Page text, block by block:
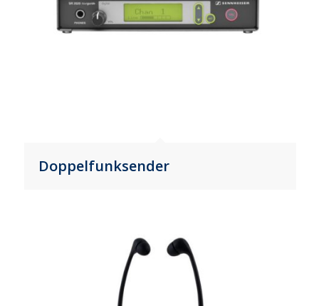
Doppelfunksender